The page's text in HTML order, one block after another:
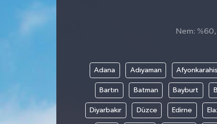
Nem: %60,
Adana Adıyaman
Bartın Batman Bayburt
Diyarbakır Düzce Edirne